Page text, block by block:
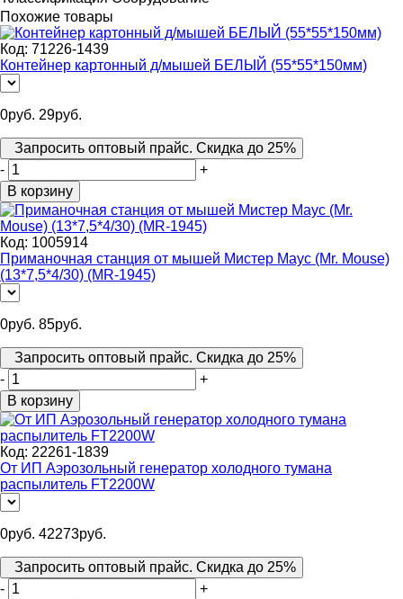
Похожие товары
Код: 71226-1439
Контейнер картонный д/мышей БЕЛЫЙ (55*55*150мм)
0руб. 29руб.
Запросить оптовый прайс. Скидка до 25%
-
+
В корзину
Код: 1005914
Приманочная станция от мышей Мистер Маус (Mr. Mouse)
(13*7,5*4/30) (MR-1945)
0руб. 85руб.
Запросить оптовый прайс. Скидка до 25%
-
+
В корзину
Код: 22261-1839
От ИП Аэрозольный генератор холодного тумана
распылитель FT2200W
0руб. 42273руб.
Запросить оптовый прайс. Скидка до 25%
-
+